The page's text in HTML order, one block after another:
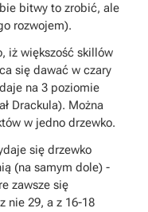
bitwy to zrobić, ale
rozwojem).
iż większość skillów
się dawać w czary
na 3 poziomie
Drackula). Można
w jedno drzewko.
się drzewko
(na samym dole) -
zawsze się
nie 29, a z 16-18